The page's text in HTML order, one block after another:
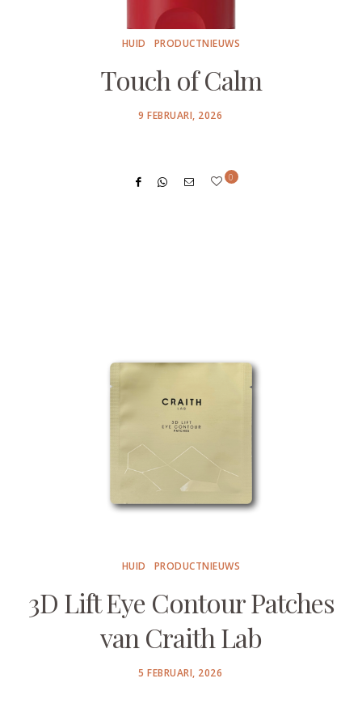
HUID PRODUCTNIEUWS
Touch of Calm
POSTED
9 FEBRUARI, 2026
0
HUID PRODUCTNIEUWS
3D Lift Eye Contour Patches
van Craith Lab
POSTED
5 FEBRUARI, 2026